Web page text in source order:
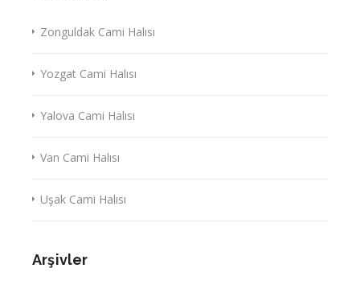
Zonguldak Cami Halısı
Yozgat Cami Halısı
Yalova Cami Halısı
Van Cami Halısı
Uşak Cami Halısı
Arşivler